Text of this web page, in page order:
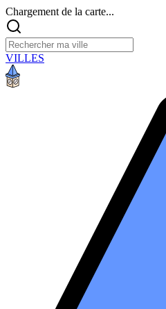
Chargement de la carte...
VILLES